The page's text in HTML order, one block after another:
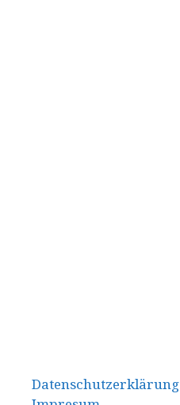
Datenschutzerklärung